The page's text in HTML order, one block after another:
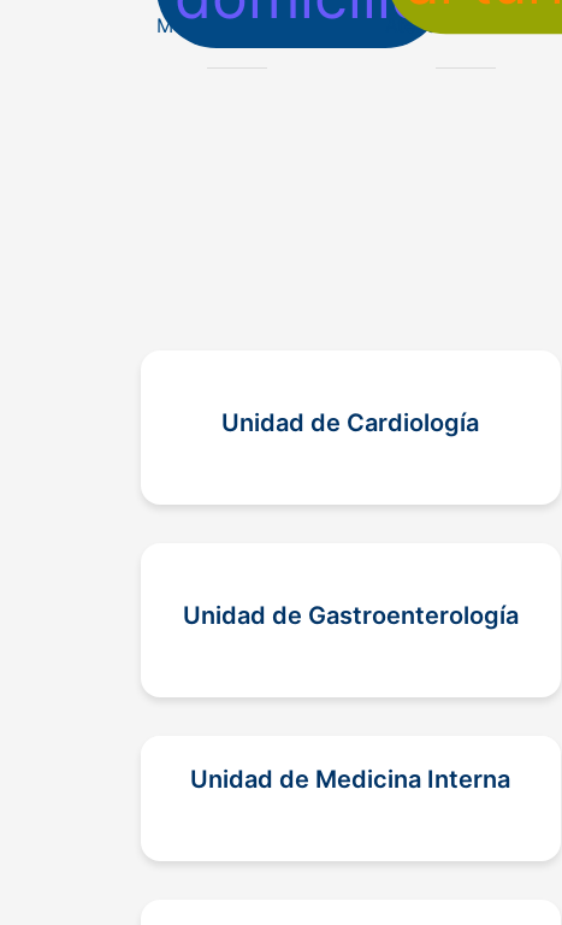
Médico a domicilio Atención al turista
Unidad de Cardiología
Unidad de Gastroenterología
Unidad de Medicina Interna